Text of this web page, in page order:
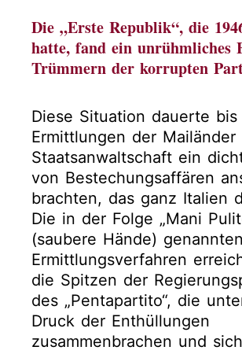
Die „Erste Republik“, die
hatte, fand ein unrühmliches
Trümmern der korrupten
Diese Situation dauerte bis
Ermittlungen der Mailänder
Staatsanwaltschaft ein
von Bestechungsaffären
brachten, das ganz Italien
Die in der Folge „Mani
(saubere Hände) genannten
Ermittlungsverfahren
die Spitzen der
des „Pentapartito“, die
Druck der Enthüllungen
zusammenbrachen und sich